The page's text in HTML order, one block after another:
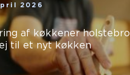
2026
af køkkener holstebro en
til et nyt køkken